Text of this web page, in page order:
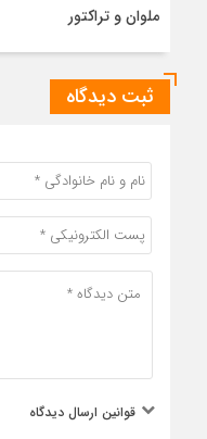
ملوان و تراکتور
ثبت دیدگاه
قوانین ارسال دیدگاه